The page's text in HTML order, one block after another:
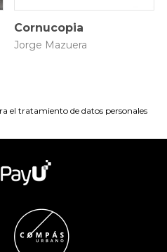
Cornucopia
Jorge Mazuera
el tratamiento de datos personales